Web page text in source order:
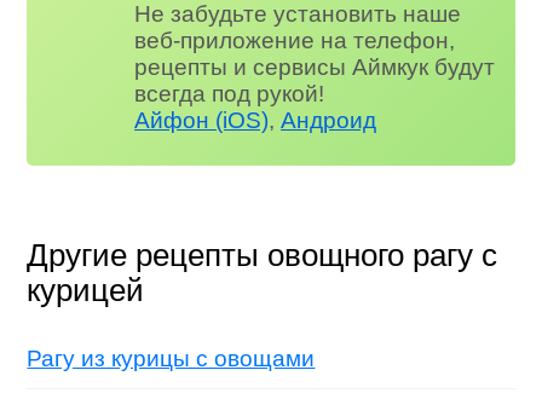
Не забудьте установить наше
веб-приложение на телефон,
рецепты и сервисы Аймкук будут
всегда под рукой!
Айфон (iOS),Андроид
Другие рецепты овощного рагу с
курицей
Рагу из курицы с овощами